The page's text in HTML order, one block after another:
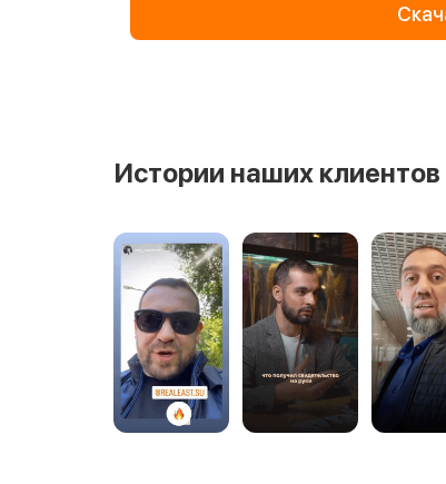
Истории наших клиентов